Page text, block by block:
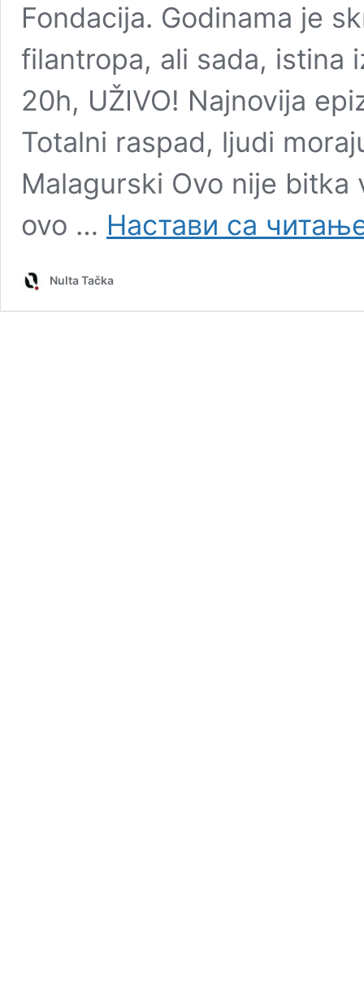
Fondacija. Godinama je
filantropa, ali sada, istina
20h, UŽIVO! Najnovija
Totalni raspad, ljudi
Malagurski Ovo nije
ovo … Настави са
Nulta Tačka